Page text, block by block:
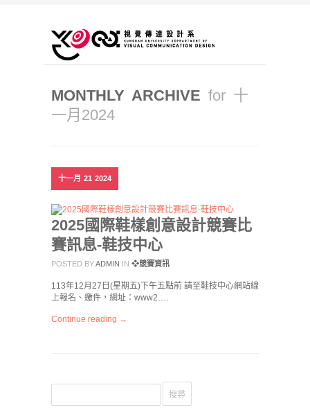
MONTHLY ARCHIVE for 十
一月2024
十一月 21 2024
2025國際鞋樣創意設計競賽比
賽訊息-鞋技中心
POSTED BYADMIN IN ❖競賽資訊
113年12月27日(星期五)下午五點前 請至鞋技中心網站線
上報名、繳件，網址：www2….
Continue reading →